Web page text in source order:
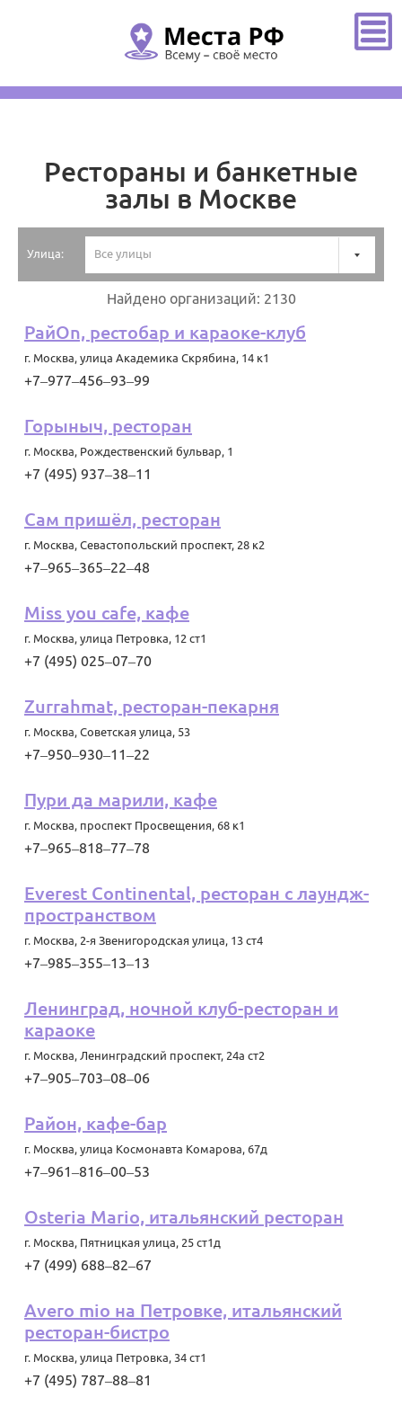
Рестораны и банкетные
залы в Москве
Улица: Все улицы
Найдено организаций: 2130
РайOn, рестобар и караоке-клуб
г. Москва, улица Академика Скрябина, 14 к1
+7‒977‒456‒93‒99
Горыныч, ресторан
г. Москва, Рождественский бульвар, 1
+7 (495) 937‒38‒11
Сам пришёл, ресторан
г. Москва, Севастопольский проспект, 28 к2
+7‒965‒365‒22‒48
Miss you cafe, кафе
г. Москва, улица Петровка, 12 ст1
+7 (495) 025‒07‒70
Zurrahmat, ресторан-пекарня
г. Москва, Советская улица, 53
+7‒950‒930‒11‒22
Пури да марили, кафе
г. Москва, проспект Просвещения, 68 к1
+7‒965‒818‒77‒78
Everest Continental, ​ресторан с лаундж-
пространством
г. Москва, 2-я Звенигородская улица, 13 ст4
+7‒985‒355‒13‒13
Ленинград, ночной клуб-ресторан и
караоке
г. Москва, Ленинградский проспект, 24а ст2
+7‒905‒703‒08‒06
Район, кафе-бар
г. Москва, улица Космонавта Комарова, 67д
+7‒961‒816‒00‒53
Osteria Mario, итальянский ресторан
г. Москва, Пятницкая улица, 25 ст1д
+7 (499) 688‒82‒67
Avero mio на Петровке, итальянский
ресторан-бистро
г. Москва, улица Петровка, 34 ст1
+7 (495) 787‒88‒81